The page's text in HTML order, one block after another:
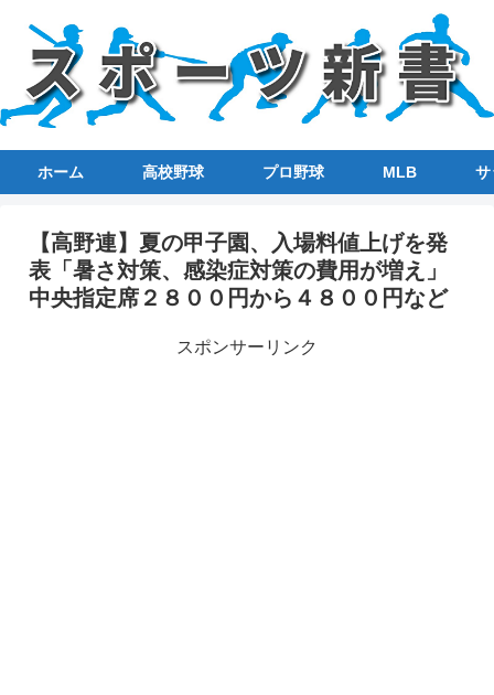
ホーム 高校野球 プロ野球 MLB サ
【高野連】夏の甲子園、入場料値上げを発
表「暑さ対策、感染症対策の費用が増え」
中央指定席２８００円から４８００円など
スポンサーリンク